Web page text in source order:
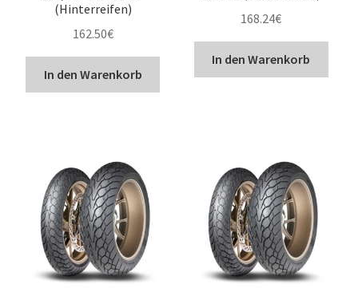
(Hinterreifen)
162.50€
In den Warenkorb
168.24€
In den Warenkorb